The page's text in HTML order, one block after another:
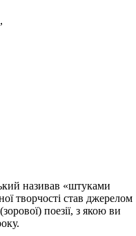
називав «штуками
творчості став джерелом
поезії, з якою ви